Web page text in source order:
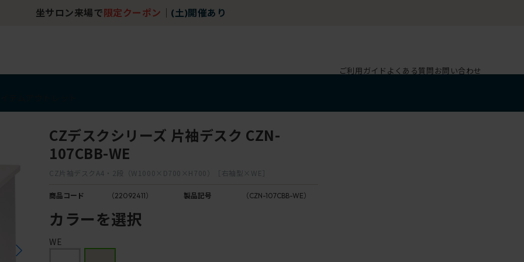
坐サロン来場で 限定クーポン (土)開催あり
ご利用ガイド よくある質問お問い合わせ
CZデスクシリーズ 片袖デスク CZN-
107CBB-WE
CZ片袖デスクA4・2段（W1000×D700×H700）［右袖型×WE］
商品コード （22092411） 製品記号 （CZN-107CBB-WE）
カラーを選択
WE